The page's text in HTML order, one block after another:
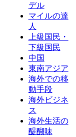
デル
マイルの達
人
上級国民・
下級国民
中国
東南アジア
海外での移
動手段
海外ビジネ
ス
海外生活の
醍醐味